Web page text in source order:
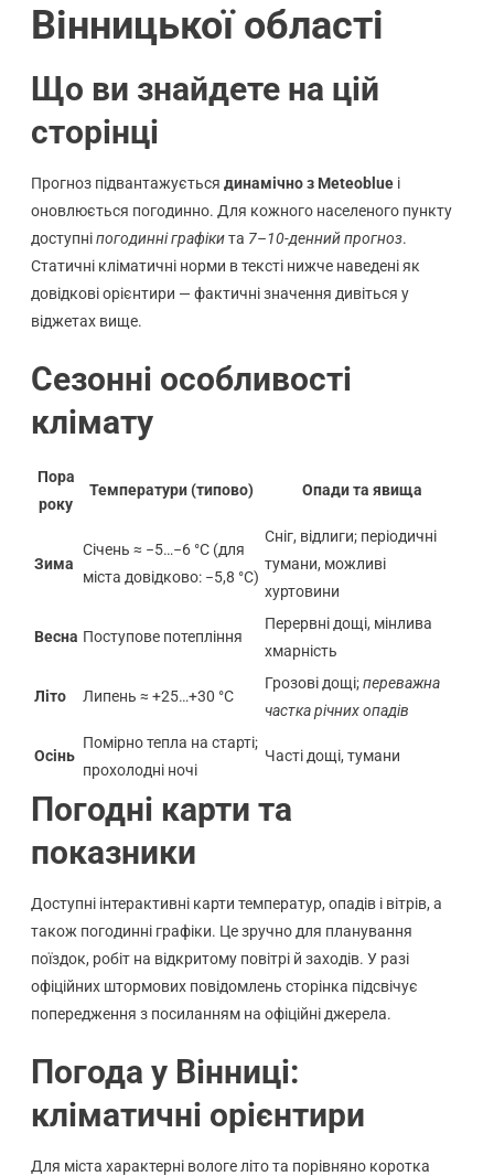
Вінницької області
Що ви знайдете на цій
сторінці
Прогноз підвантажується динамічно з Meteoblueі
оновлюється погодинно. Для кожного населеного пункту
доступніпогодинні графікита 7–10-денний прогноз.
Статичні кліматичні норми в тексті нижче наведені як
довідкові орієнтири — фактичні значення дивіться у
віджетах вище.
Сезонні особливості
клімату
Пора
року
Температури (типово) Опади та явища
Зима
Січень ≈ −5…−6 °C (для
міста довідково: −5,8 °C)
Сніг, відлиги; періодичні
тумани, можливі
хуртовини
Весна Поступове потепління
Перервні дощі, мінлива
хмарність
Літо Липень ≈ +25…+30 °C
Грозові дощі;переважна
частка річних опадів
Осінь
Помірно тепла на старті;
прохолодні ночі
Часті дощі, тумани
Погодні карти та
показники
Доступні інтерактивні карти температур, опадів і вітрів, а
також погодинні графіки. Це зручно для планування
поїздок, робіт на відкритому повітрі й заходів. У разі
офіційних штормових повідомлень сторінка підсвічує
попередження з посиланням на офіційні джерела.
Погода у Вінниці:
кліматичні орієнтири
Для міста характерні вологе літо та порівняно коротка